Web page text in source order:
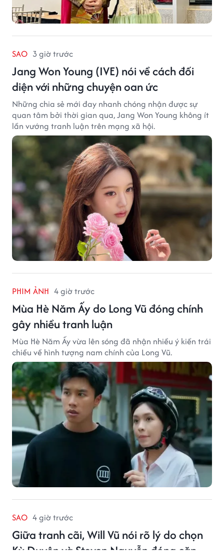
SAO 3 giờ trước
Jang Won Young (IVE) nói về cách đối
diện với những chuyện oan ức
Những chia sẻ mới đay nhanh chóng nhận được sự
quan tâm bởi thời gian qua, Jang Won Young không ít
lần vướng tranh luận trên mạng xã hội.
PHIM ẢNH 4 giờ trước
Mùa Hè Năm Ấy do Long Vũ đóng chính
gây nhiều tranh luận
Mùa Hè Năm Ấy vừa lên sóng đã nhận nhiều ý kiến trái
chiều về hình tượng nam chính của Long Vũ.
SAO 4 giờ trước
Giữa tranh cãi, Will Vũ nói rõ lý do chọn
Kỳ Duyên và Steven Nguyễn đóng cặp